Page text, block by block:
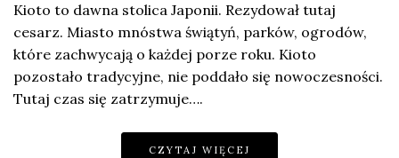
Kioto to dawna stolica Japonii. Rezydował tutaj
cesarz. Miasto mnóstwa świątyń, parków, ogrodów,
które zachwycają o każdej porze roku. Kioto
pozostało tradycyjne, nie poddało się nowoczesności.
Tutaj czas się zatrzymuje….
CZYTAJ WIĘCEJ